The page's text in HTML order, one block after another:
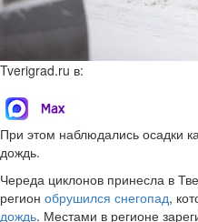
Tverigrad.ru в:
При этом наблюдались осадки
дождь.
Череда циклонов принесла в
регион обрушился снегопад,
дождь. Местами в регионе